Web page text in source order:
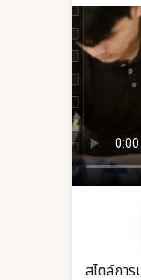
สไตล์กา